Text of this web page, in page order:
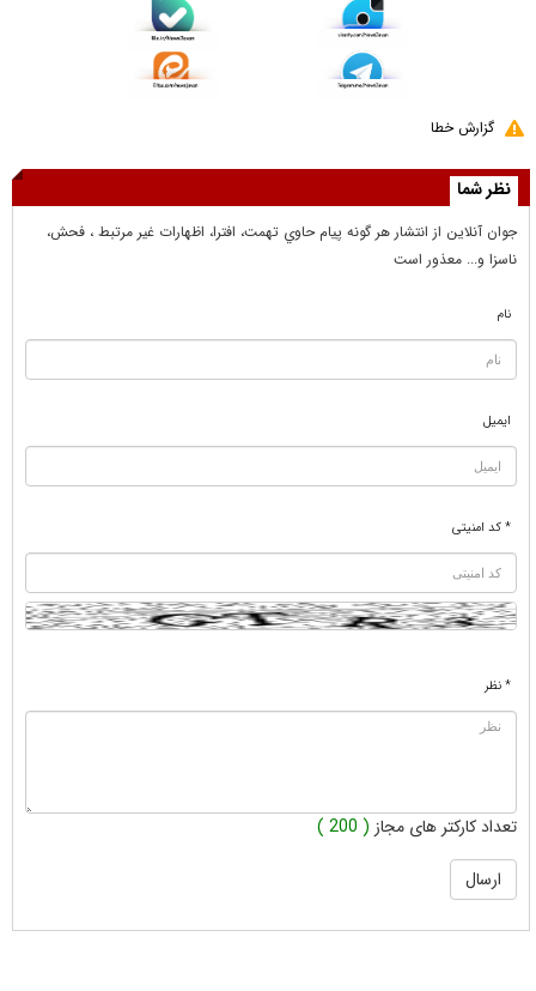
گزارش خطا
نظر شما
جوان آنلاين از انتشار هر گونه پيام حاوي تهمت، افترا، اظهارات غير مرتبط ، فحش،
ناسزا و... معذور است
نام
ایمیل
* کد امنیتی
* نظر
تعداد کارکتر های مجاز ( 200 )